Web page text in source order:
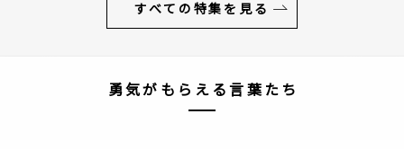
すべての特集を見る
勇気がもらえる言葉たち